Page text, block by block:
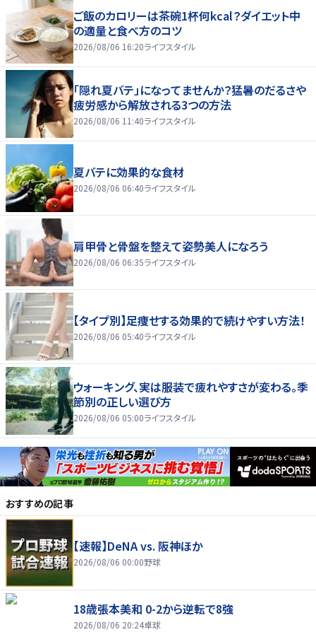
ご飯のカロリーは茶碗1杯何kcal？ダイエット中
の適量と食べ方のコツ
2026/08/06 16:20ライフスタイル
「隠れ夏バテ」になってませんか？猛暑のだるさや
疲労感から解放される3つの方法
2026/08/06 11:40ライフスタイル
夏バテに効果的な食材
2026/08/06 06:40ライフスタイル
肩甲骨と骨盤を整えて姿勢美人になろう
2026/08/06 06:35ライフスタイル
【タイプ別】足痩せする効果的で続けやすい方法！
2026/08/06 05:40ライフスタイル
ウォーキング、実は服装で疲れやすさが変わる。季
節別の正しい選び方
2026/08/06 05:00ライフスタイル
おすすめの記事
【速報】DeNA vs. 阪神ほか
2026/08/06 00:00野球
18歳張本美和 0-2から逆転で8強
2026/08/06 20:24卓球